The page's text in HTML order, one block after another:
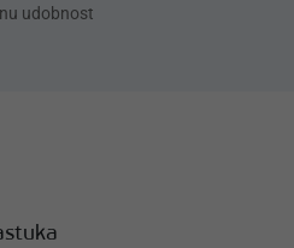
udobnost